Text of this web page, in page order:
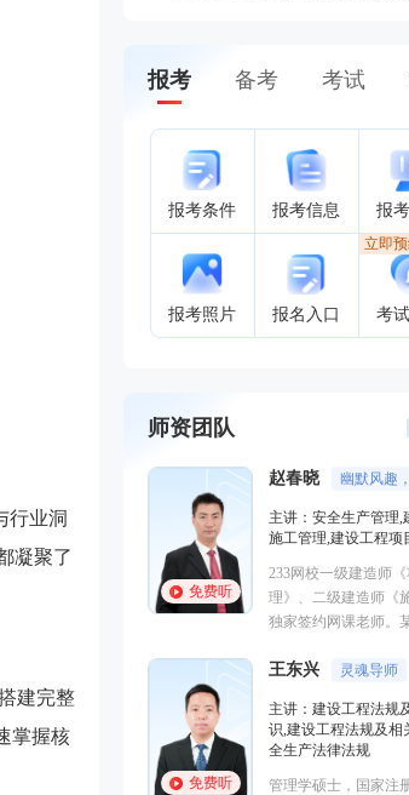
行业洞
凝聚了
建完整
掌握核
报考 备考 考试
报考条件 报考信息 报
报考照片 报名入口 考
立即
师资团队
幽默风趣，思维导图总结精彩，考点层次分明。
安全生产管理,建设工程
二级建造师《施工管理》
建设工程法规及相关知
工程法规及相关知识,安
法律法规
硕士，国家注册一级建造
免费听
董航
主讲：建设工程经
理，多年现场经验
生产管理、现场安
非常熟悉，在一级
有丰富的教学经验
的培训风格，其地
学，准确打击知识
帮助广大学员顺利
免费听
进度控制（水利）,
全,建筑工程管理与
程,建筑施工安全
曾在设计院任职，